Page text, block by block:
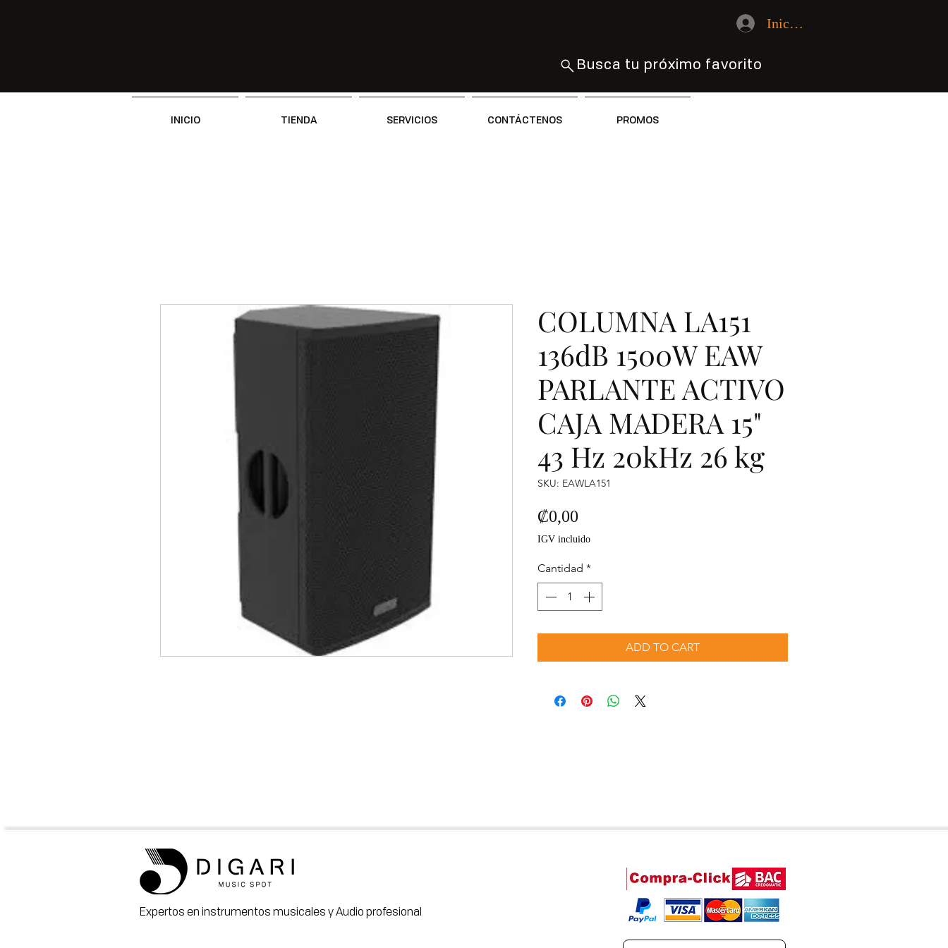
Iniciar sesión
Busca tu próximo favorito
INICIO TIENDA SERVICIOS CONTÁCTENOS PROMOS
COLUMNA LA151
136dB 1500W EAW
PARLANTE ACTIVO
CAJA MADERA 15"
43 Hz 20kHz 26 kg
SKU: EAWLA151
₡0,00
IGV incluido
Cantidad *
ADD TO CART
Expertos en instrumentos musicales y Audio profesional